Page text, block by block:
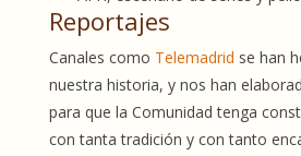
Reportajes
Canales como Telemadrid se han
nuestra historia, y nos han
para que la Comunidad tenga
con tanta tradición y con tanto